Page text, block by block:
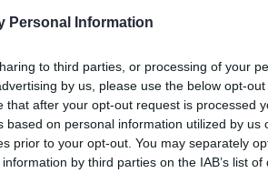
Personal Information
to third parties, or processing of your
by us, please use the below opt-
that after your opt-out request is processed
based on personal information utilized by us
prior to your opt-out. You may separately
by third parties on the IAB’s list of
hegységben:
patakból lefolyó víz olyan, mintha